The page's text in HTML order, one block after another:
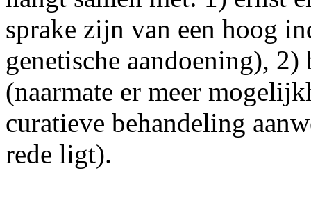
sprake zijn van een hoog
genetische aandoening),
(naarmate er meer
curatieve behandeling
rede ligt).